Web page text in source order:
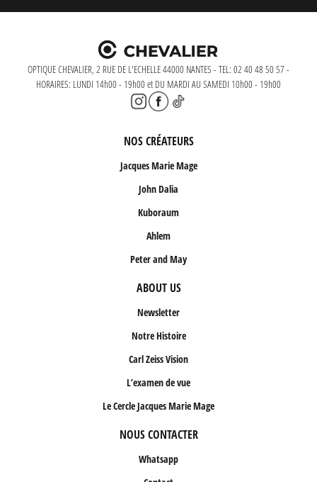
OPTIQUE CHEVALIER, 2 RUE DE L'ECHELLE 44000 NANTES - TEL: 02 40 48 50 57 -
HORAIRES: LUNDI 14h00 - 19h00 et DU MARDI AU SAMEDI 10h00 - 19h00
NOS CRÉATEURS
Jacques Marie Mage
John Dalia
Kuboraum
Ahlem
Peter and May
ABOUT US
Newsletter
Notre Histoire
Carl Zeiss Vision
L’examen de vue
Le Cercle Jacques Marie Mage
NOUS CONTACTER
Whatsapp